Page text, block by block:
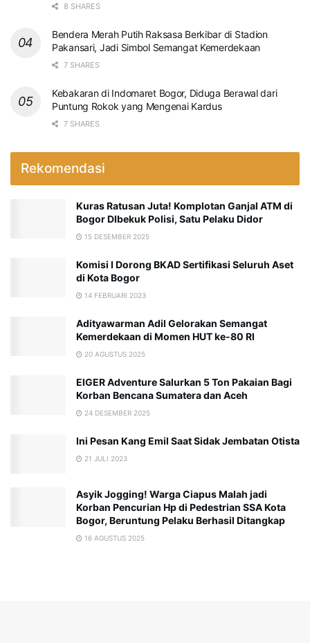
8 SHARES
Bendera Merah Putih Raksasa Berkibar di Stadion
Pakansari, Jadi Simbol Semangat Kemerdekaan
7 SHARES
Kebakaran di Indomaret Bogor, Diduga Berawal dari
Puntung Rokok yang Mengenai Kardus
7 SHARES
Rekomendasi
Kuras Ratusan Juta! Komplotan Ganjal ATM di
Bogor DIbekuk Polisi, Satu Pelaku Didor
15 DESEMBER 2025
Komisi I Dorong BKAD Sertifikasi Seluruh Aset
di Kota Bogor
14 FEBRUARI 2023
Adityawarman Adil Gelorakan Semangat
Kemerdekaan di Momen HUT ke-80 RI
20 AGUSTUS 2025
EIGER Adventure Salurkan 5 Ton Pakaian Bagi
Korban Bencana Sumatera dan Aceh
24 DESEMBER 2025
Ini Pesan Kang Emil Saat Sidak Jembatan Otista
21 JULI 2023
Asyik Jogging! Warga Ciapus Malah jadi
Korban Pencurian Hp di Pedestrian SSA Kota
Bogor, Beruntung Pelaku Berhasil Ditangkap
16 AGUSTUS 2025